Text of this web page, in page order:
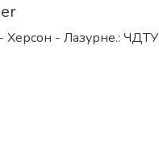
Херсон - Лазурне.: ЧДТУ